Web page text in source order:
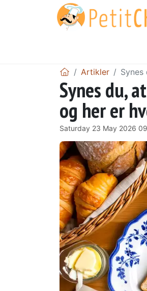
Artikler
Synes du,
og her er
Saturday 23 May 2026